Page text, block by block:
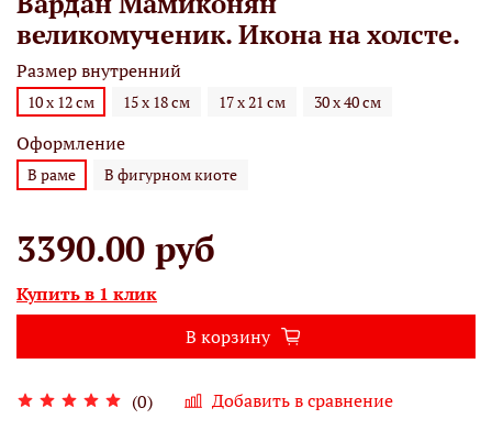
великомученик. Икона на холсте.
(0) Добавить в сравнение
Размер внутренний
10 х 12 см 15 х 18 см 17 х 21 см 30 х 40 см
Оформление
В раме В фигурном киоте
3390.00 руб
Купить в 1 клик
В корзину